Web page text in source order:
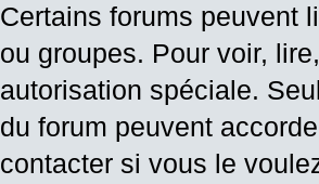
Certains forums peuvent
ou groupes. Pour voir,
autorisation spéciale.
du forum peuvent
contacter si vous le